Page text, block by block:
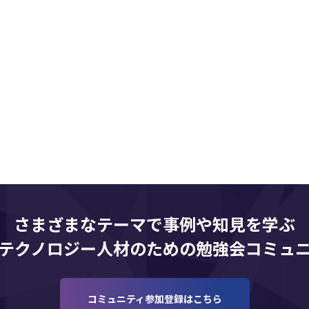
さまざまなテーマで事例や知見を学ぶ
クノロジー人材のための勉強会コミュ
コミュニティ参加登録はこちら